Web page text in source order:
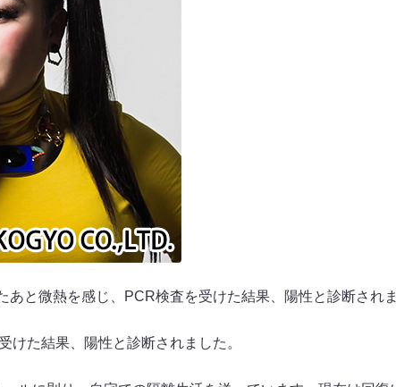
あと微熱を感じ、PCR検査を受けた結果、陽性と診断され
けた結果、陽性と診断されました。